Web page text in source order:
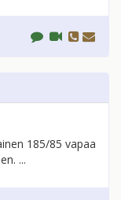
185/85 vapaa
...